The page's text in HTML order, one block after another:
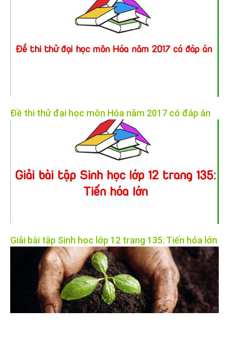
Đề thi thử đại học môn Hóa năm 2017 có đáp án
Giải bài tập Sinh học lớp 12 trang 135: Tiến hóa lớn